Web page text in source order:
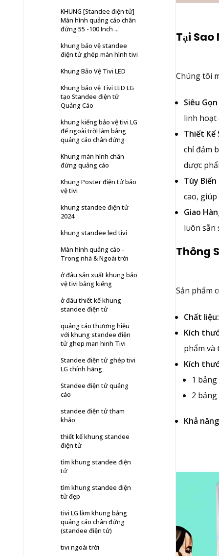
Tại Sao
Chúng tôi
Siêu
linh hoạt
Thiết Kế
chỉ đảm
dược
Tùy Biến
cao,
Giao
luôn sẵn
Thông
Sản phẩm
Chất liệu:
Kích
phẩm và
Kích
1
2
Khả
KHUNG [Standee điện tử]
Màn hình quảng cáo chân
đứng 55 -100 Inch ...
khung bảo vệ standee
điện tử ghép màn hình tivi
Khung Bảo Vệ Tivi LED
Khung bảo vệ Tivi LED LG
tạo Standee điện tử
Quảng Cáo
khung kiếng bảo vệ tivi LG
để ngoài trời làm bảng
quảng cáo chân đứng
Khung màn hình chân
đứng quảng cáo
Khung Poster điện tử bảo
vệ tivi
khung standee điện tử
2024
khung standee led tivi
Màn hình quảng cáo -
Trong nhà & Ngoài trời
ở đâu sản xuất khung bảo
vệ tivi bằng kiếng
ở đâu thiết kế khung
standee điện tử
quảng cáo thương hiệu
với khung standee điện
tử ghep man hinh Tivi
Standee điện tử ghép tivi
LG chính hãng
Standee điện tử quảng
cáo
standee điện tử tham
khảo
thiết kế khung standee
điện tử
tìm khung standee điện
tử
tìm khung standee điện
tử đẹp
tivi LG làm khung bảng
quảng cáo chân đứng
(standee điện tử)
tivi ngoài trời